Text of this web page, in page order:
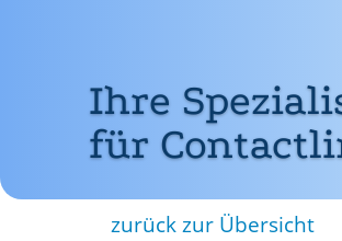
Ihre
für
zurück zur Übersicht